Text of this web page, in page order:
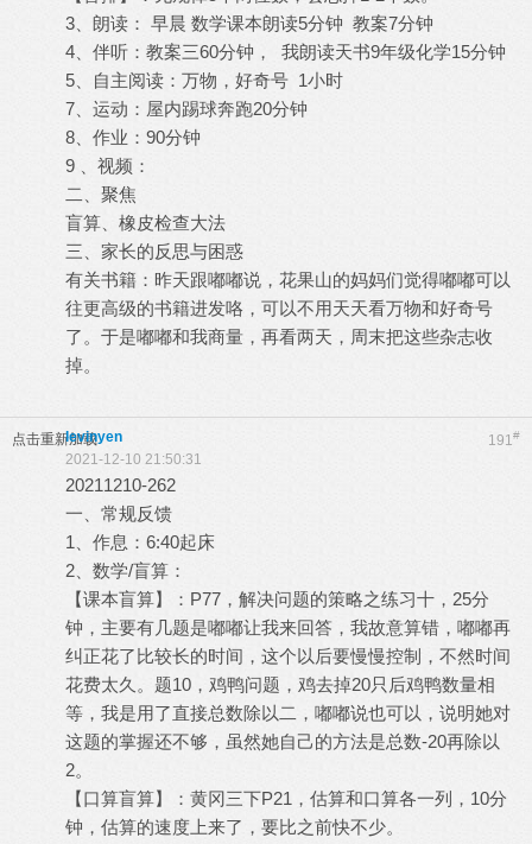
3、朗读： 早晨 数学课本朗读5分钟 教案7分钟
4、伴听：教案三60分钟， 我朗读天书9年级化学15分钟
5、自主阅读：万物，好奇号 1小时
7、运动：屋内踢球奔跑20分钟
8、作业：90分钟
9 、视频：
二、聚焦
盲算、橡皮检查大法
三、家长的反思与困惑
有关书籍：昨天跟嘟嘟说，花果山的妈妈们觉得嘟嘟可以
往更高级的书籍进发咯，可以不用天天看万物和好奇号
了。于是嘟嘟和我商量，再看两天，周末把这些杂志收
掉。
点击重新加载 191#
levinyen
2021-12-10 21:50:31
20211210-262
一、常规反馈
1、作息：6:40起床
2、数学/盲算：
【课本盲算】：P77，解决问题的策略之练习十，25分
钟，主要有几题是嘟嘟让我来回答，我故意算错，嘟嘟再
纠正花了比较长的时间，这个以后要慢慢控制，不然时间
花费太久。题10，鸡鸭问题，鸡去掉20只后鸡鸭数量相
等，我是用了直接总数除以二，嘟嘟说也可以，说明她对
这题的掌握还不够，虽然她自己的方法是总数-20再除以
2。
【口算盲算】：黄冈三下P21，估算和口算各一列，10分
钟，估算的速度上来了，要比之前快不少。